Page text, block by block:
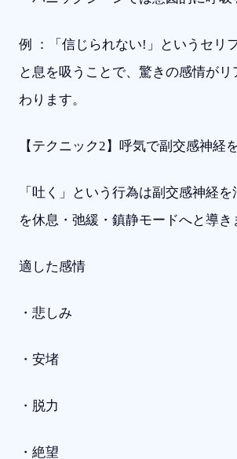
例 ：「信じられない!」というセリ
と息を吸うことで、驚きの感情が
わります。
【テクニック2】呼気で副交感神経
「吐く」という行為は副交感神経
を休息・弛緩・鎮静モードへと導き
適した感情
・悲しみ
・安堵
・脱力
・絶望